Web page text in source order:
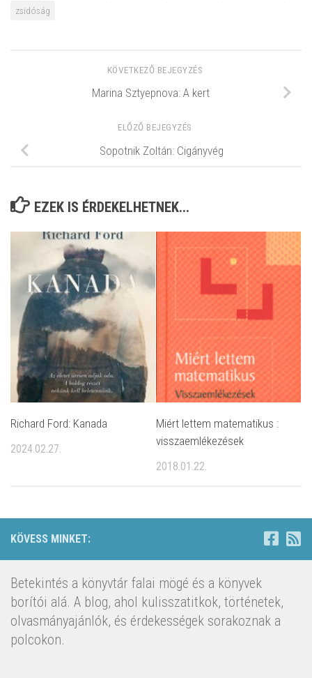
zsidóság
KÖVETKEZŐ BEJEGYZÉS
Marina Sztyepnova: A kert
ELŐZŐ BEJEGYZÉS
Sopotnik Zoltán: Cigányvég
EZEK IS ÉRDEKELHETNEK...
Richard Ford: Kanada
2024.02.27.
Miért lettem matematikus :
visszaemlékezések
2018.01.22.
KÖVESS MINKET:
Betekintés a könyvtár falai mögé és a könyvek
borítói alá. A blog, ahol kulisszatitkok, történetek,
olvasmányajánlók, és érdekességek sorakoznak a
polcokon.